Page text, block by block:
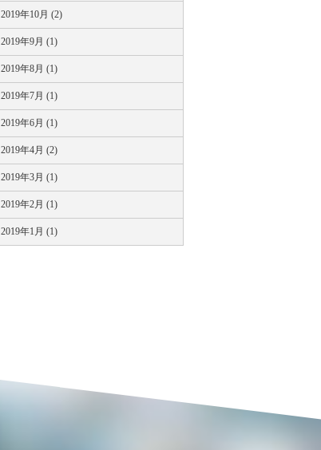
2019年10月 (2)
2019年9月 (1)
2019年8月 (1)
2019年7月 (1)
2019年6月 (1)
2019年4月 (2)
2019年3月 (1)
2019年2月 (1)
2019年1月 (1)